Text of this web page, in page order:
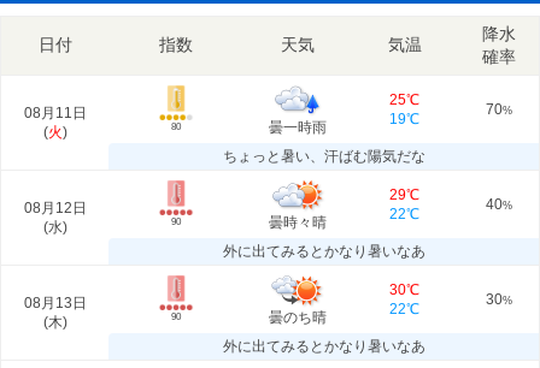
日付 指数 天気 気温
降水
確率
08月11日
(火) 80 曇一時雨
25℃
19℃
70%
ちょっと暑い、汗ばむ陽気だな
08月12日
(水) 90 曇時々晴
29℃
22℃
40%
外に出てみるとかなり暑いなあ
08月13日
(木) 90 曇のち晴
30℃
22℃
30%
外に出てみるとかなり暑いなあ